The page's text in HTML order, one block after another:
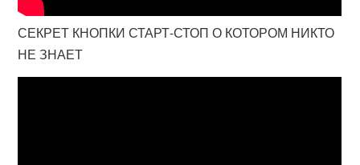
СЕКРЕТ КНОПКИ СТАРТ-СТОП О КОТОРОМ НИКТО
НЕ ЗНАЕТ